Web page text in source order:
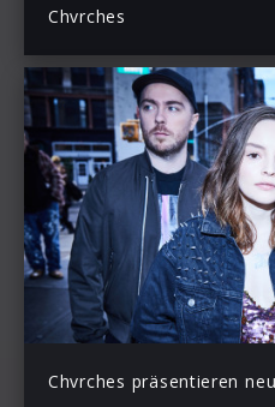
Chvrches
Chvrches präsentieren